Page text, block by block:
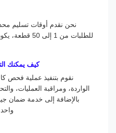
نحن نقدم أوقات تسليم
كيف يمكنك
نقوم بتنفيذ عملية فحص كاملة
الواردة، ومراقبة العمليات، والتحقق
بالإضافة إلى خدمة ضمان جيدة
واحد
ما